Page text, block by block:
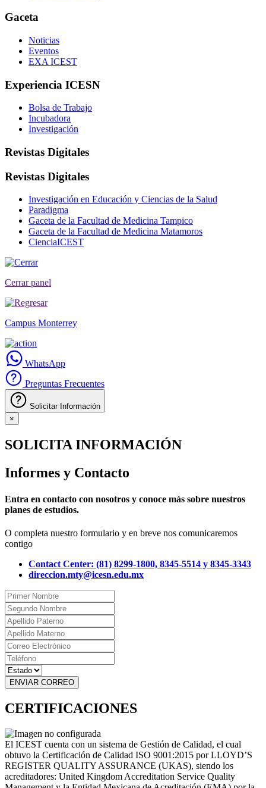
Gaceta
Noticias
Eventos
EXA ICEST
Experiencia ICESN
Bolsa de Trabajo
Incubadora
Investigación
Revistas Digitales
Revistas Digitales
Investigación en Educación y Ciencias de la Salud
Paradigma
Gaceta de la Facultad de Medicina Tampico
Gaceta de la Facultad de Medicina Matamoros
CienciaICEST
Cerrar panel
Campus Monterrey
WhatsApp
Preguntas Frecuentes
Solicitar Información
×
SOLICITA INFORMACIÓN
Informes y Contacto
Entra en contacto con nosotros y conoce más sobre nuestros
planes de estudios.
O completa nuestro formulario y en breve nos comunicaremos
contigo
Contact Center: (81) 8299-1800, 8345-5514 y 8345-3343
direccion.mty@icesn.edu.mx
ENVIAR CORREO
CERTIFICACIONES
El ICEST cuenta con un sistema de Gestión de Calidad, el cual
obtuvo la Certificación de Calidad ISO 9001:2015 por LLOYD’S
REGISTER QUALITY ASSURANCE (UKAS), siendo los
acreditadores: United Kingdom Accreditation Service Quality